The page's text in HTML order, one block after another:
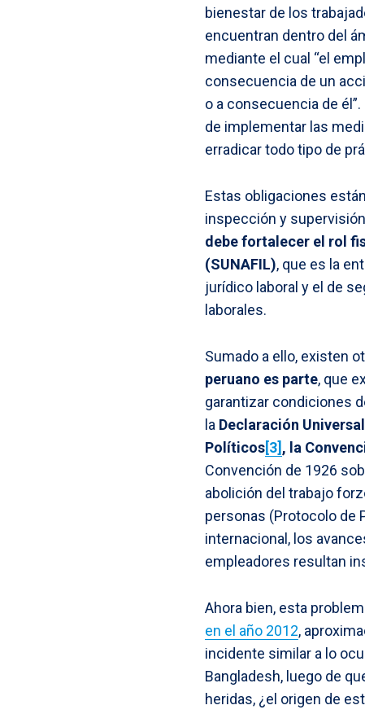
bienestar de los
encuentran dentro del
mediante el cual “el
consecuencia de un
o a consecuencia de
de implementar las
erradicar todo tipo de
Estas obligaciones
inspección y
debe fortalecer el rol
(SUNAFIL), que es la
jurídico laboral y el de
laborales.
Sumado a ello, existen
peruano es parte, que
garantizar condiciones
la Declaración
Políticos[3] , la
Convención de 1926
abolición del trabajo
personas (Protocolo de
internacional, los
empleadores resultan
Ahora bien, esta
en el año 2012,
incidente similar a lo
Bangladesh, luego de
heridas, ¿el origen de